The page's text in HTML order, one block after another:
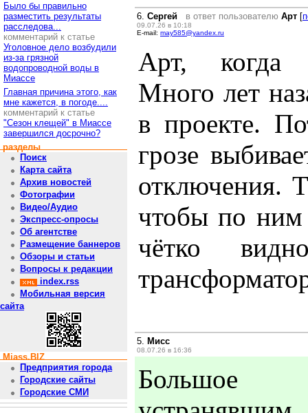
Было бы правильно
разместить результаты
расследова...
комментарий к статье
Уголовное дело возбудили
из-за грязной
водопроводной воды в
Миассе
Главная причина этого, как
мне кажется, в погоде....
комментарий к статье
"Сезон клещей" в Миассе
завершился досрочно?
разделы
Поиск
Карта сайта
Архив новостей
Фотографии
Видео/Аудио
Экспресс-опросы
Об агентстве
Размещение баннеров
Обзоры и статьи
Вопросы к редакции
index.rss
Мобильная версия
сайта
Miass.BIZ
Предприятия города
Городские сайты
Городские СМИ
6. Сергей в ответ пользователю Арт [
09.07.26 в 10:18
E-mail: may585@yandex.ru
Арт, когда
Много лет
в проекте.
грозе
отключения.
чтобы по
чётко
5. Мисс
08.07.26 в 16:36
Большое